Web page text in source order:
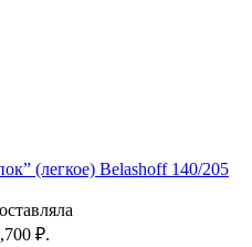
(легкое) Belashoff 140/205
₽.